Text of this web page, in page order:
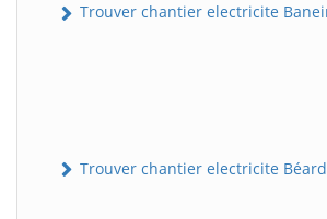
Trouver chantier electricite
Trouver chantier electricite